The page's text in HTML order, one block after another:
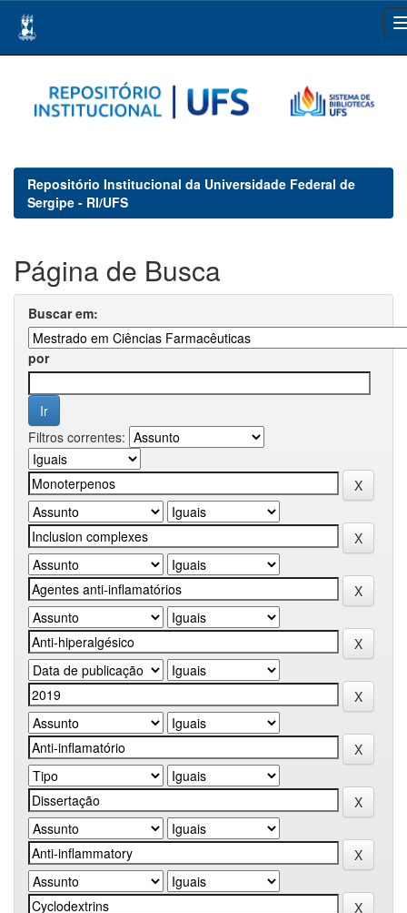
navigation
Repositório Institucional da Universidade Federal de
Sergipe - RI/UFS
Página de Busca
Buscar em:
por
Filtros correntes: